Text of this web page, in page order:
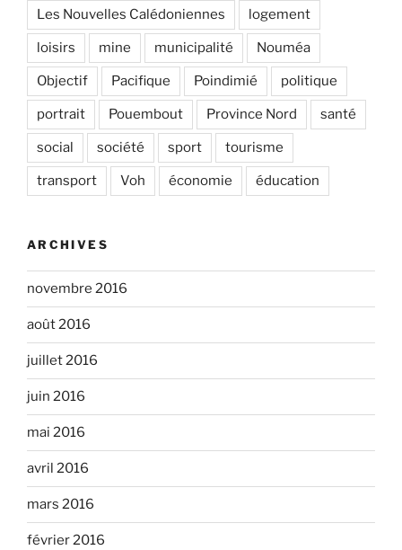
Les Nouvelles Calédoniennes logement
loisirs mine municipalité Nouméa
Objectif Pacifique Poindimié politique
portrait Pouembout Province Nord santé
social société sport tourisme
transport Voh économie éducation
ARCHIVES
novembre 2016
août 2016
juillet 2016
juin 2016
mai 2016
avril 2016
mars 2016
février 2016